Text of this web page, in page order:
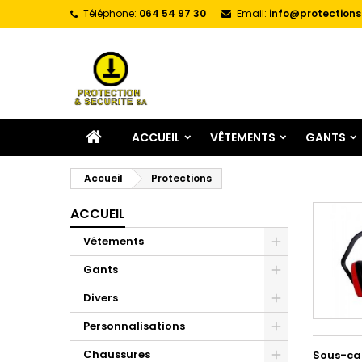
Téléphone: 064 54 97 30 Email:
ACCUEIL VÊTEMENTS GANTS
Accueil Protections
ACCUEIL
Vêtements
Gants
Divers
Personnalisations
Chaussures
Sous-